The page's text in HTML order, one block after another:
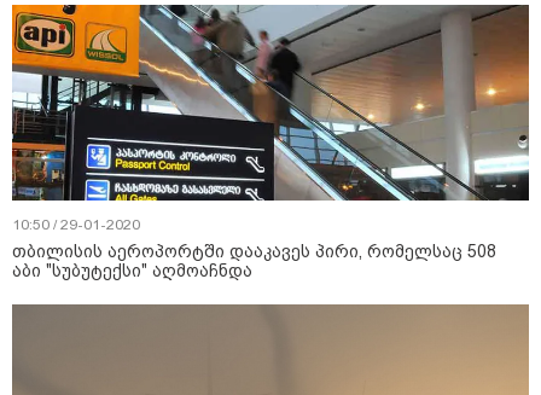
10:50 / 29-01-2020
თბილისის აეროპორტში დააკავეს პირი, რომელსაც 508
აბი "სუბუტექსი" აღმოაჩნდა